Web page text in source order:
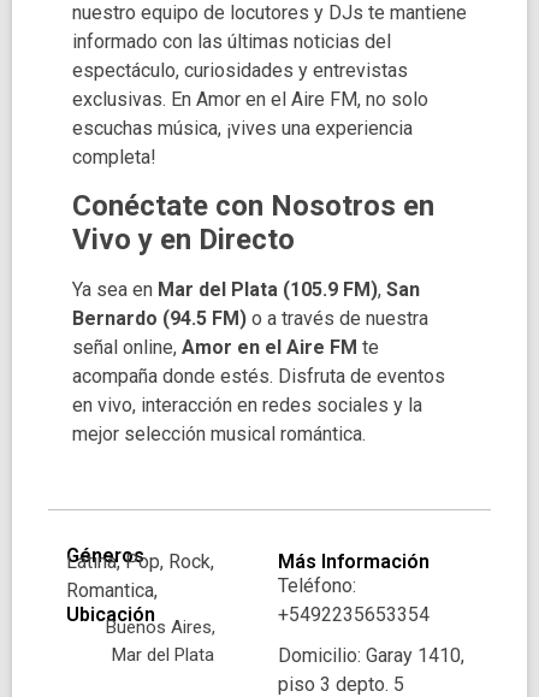
nuestro equipo de locutores y DJs te mantiene
informado con las últimas noticias del
espectáculo, curiosidades y entrevistas
exclusivas. En Amor en el Aire FM, no solo
escuchas música, ¡vives una experiencia
completa!
Conéctate con Nosotros en
Vivo y en Directo
Ya sea en Mar del Plata (105.9 FM), San
Bernardo (94.5 FM) o a través de nuestra
señal online, Amor en el Aire FM te
acompaña donde estés. Disfruta de eventos
en vivo, interacción en redes sociales y la
mejor selección musical romántica.
Géneros
Latina, Pop, Rock,
Romantica,
Ubicación
Buenos Aires,
Mar del Plata
Más Información
Teléfono:
+5492235653354
Domicilio: Garay 1410,
piso 3 depto. 5